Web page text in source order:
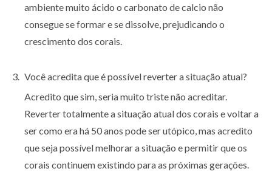
ambiente muito ácido o carbonato de calcio não
consegue se formar e se dissolve, prejudicando o
crescimento dos corais.
Você acredita que é possível reverter a situação atual?
Acredito que sim, seria muito triste não acreditar.
Reverter totalmente a situação atual dos corais e voltar a
ser como era há 50 anos pode ser utópico, mas acredito
que seja possível melhorar a situação e permitir que os
corais continuem existindo para as próximas gerações.